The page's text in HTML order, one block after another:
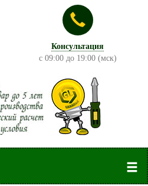
Консультация
с 09:00 до 19:00 (мск)